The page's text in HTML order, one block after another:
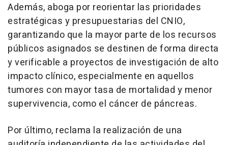
Además, aboga por reorientar las prioridades
estratégicas y presupuestarias del CNIO,
garantizando que la mayor parte de los recursos
públicos asignados se destinen de forma directa
y verificable a proyectos de investigación de alto
impacto clínico, especialmente en aquellos
tumores con mayor tasa de mortalidad y menor
supervivencia, como el cáncer de páncreas.
Por último, reclama la realización de una